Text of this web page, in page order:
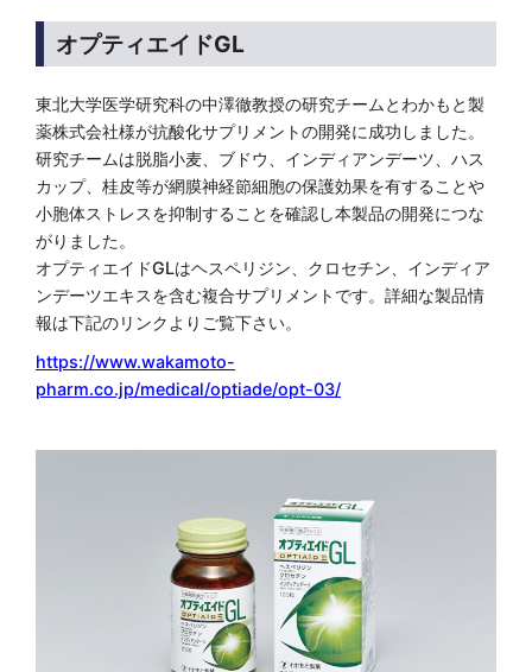
オプティエイドGL
東北大学医学研究科の中澤徹教授の研究チームとわかもと製
薬株式会社様が抗酸化サプリメントの開発に成功しました。
研究チームは脱脂小麦、ブドウ、インディアンデーツ、ハス
カップ、桂皮等が網膜神経節細胞の保護効果を有することや
小胞体ストレスを抑制することを確認し本製品の開発につな
がりました。
オプティエイドGLはヘスペリジン、クロセチン、インディア
ンデーツエキスを含む複合サプリメントです。詳細な製品情
報は下記のリンクよりご覧下さい。
https://www.wakamoto-
pharm.co.jp/medical/optiade/opt-03/